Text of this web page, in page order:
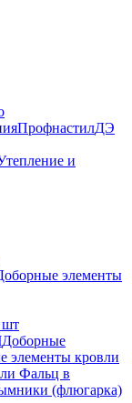
ПрофнастилДЭ
и
элементы
шт
Доборные
элементы кровли
Фальц в
(флюгарка)